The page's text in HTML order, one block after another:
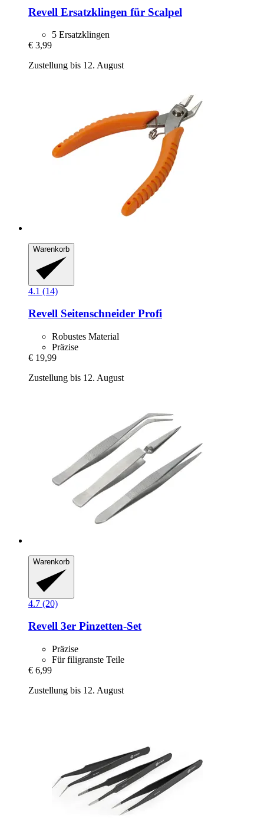
Revell Ersatzklingen für Scalpel
5 Ersatzklingen
€ 3,99
Zustellung bis 12. August
Warenkorb
4.1 (14)
Revell Seitenschneider Profi
Robustes Material
Präzise
€ 19,99
Zustellung bis 12. August
Warenkorb
4.7 (20)
Revell 3er Pinzetten-​Set
Präzise
Für filigranste Teile
€ 6,99
Zustellung bis 12. August